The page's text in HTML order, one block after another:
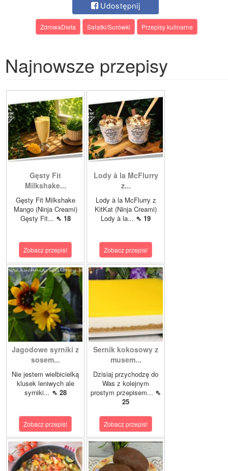
Udostępnij
ZdrowaDieta Sałatki/Surówki Przepisy kulinarne
Najnowsze przepisy
Gęsty Fit
Milkshake...
Gęsty Fit Milkshake
Mango (Ninja Creami)
Gęsty Fit... ⇖ 18
Zobacz przepis!
Lody à la McFlurry
z...
Lody à la McFlurry z
KitKat (Ninja Creami)
Lody à la... ⇖ 19
Zobacz przepis!
Jagodowe syrniki z
sosem...
Nie jestem wielbicielką
klusek leniwych ale
syrniki... ⇖ 28
Zobacz przepis!
Sernik kokosowy z
musem...
Dzisiaj przychodzę do
Was z kolejnym
prostym przepisem... ⇖
25
Zobacz przepis!